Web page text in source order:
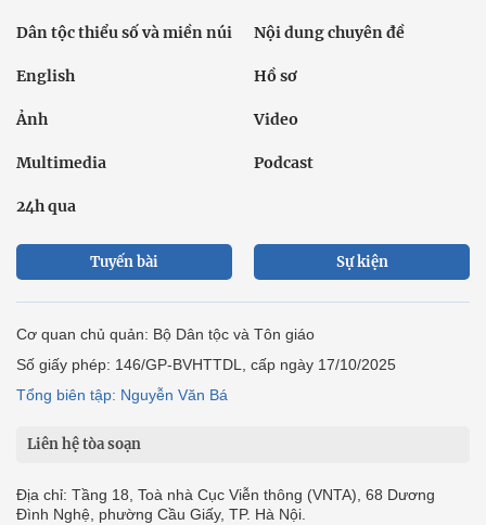
Dân tộc thiểu số và miền núi Nội dung chuyên đề
English Hồ sơ
Ảnh Video
Multimedia Podcast
24h qua
Tuyến bài Sự kiện
Cơ quan chủ quản: Bộ Dân tộc và Tôn giáo
Số giấy phép: 146/GP-BVHTTDL, cấp ngày 17/10/2025
Tổng biên tập: Nguyễn Văn Bá
Liên hệ tòa soạn
Địa chỉ: Tầng 18, Toà nhà Cục Viễn thông (VNTA), 68 Dương
Đình Nghệ, phường Cầu Giấy, TP. Hà Nội.